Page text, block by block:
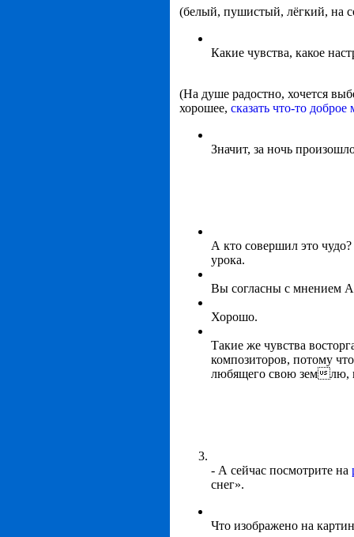
(белый, пушистый, лёгкий, на
Какие чувства, какое
(На душе радостно, хочется
хорошее, сказать что-то доброе
Значит, за ночь
А кто совершил это
урока.
Вы согласны с мнением
Хорошо.
Такие же чувства
композиторов, потому
любящего свою землю,
- А сейчас посмотрите на
снег».
Что изображено на